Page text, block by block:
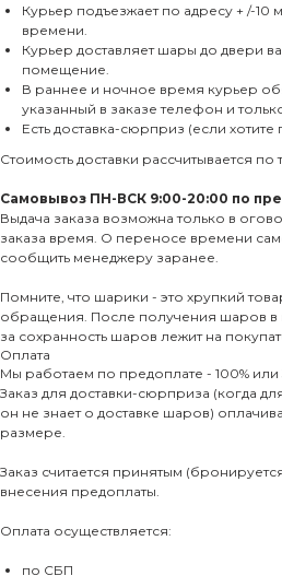
Курьер подъезжает по адресу + /-10
времени.
Курьер доставляет шары до двери
помещение.
В раннее и ночное время курьер
указанный в заказе телефон и
Есть доставка-сюрприз (если хотите
Стоимость доставки рассчитывается
Самовывоз ПН-ВСК 9:00-20:00 по
Выдача заказа возможна только в
заказа время. О переносе времени
сообщить менеджеру заранее.
Помните, что шарики - это хрупкий
обращения. После получения шаров в
за сохранность шаров лежит на
Оплата
Мы работаем по предоплате - 100%
Заказ для доставки-сюрприза (когда
он не знает о доставке шаров)
размере.
Заказ считается принятым
внесения предоплаты.
Оплата осуществляется:
по СБП